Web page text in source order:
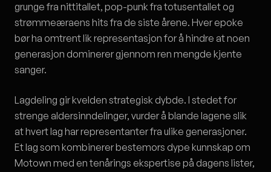
grunge fra nittitallet, pop-punk fra totusentallet og
strømmeæraens hits fra de siste årene. Hver epoke
bør ha omtrent lik representasjon for å hindre at noen
generasjon dominerer gjennom ren mengde kjente
sanger.
Lagdeling gir kvelden strategisk dybde. I stedet for
strenge aldersinndelinger, vurder å blande lagene slik
at hvert lag har representanter fra ulike generasjoner.
Et lag som kombinerer bestemors dype kunnskap om
Motown med en tenårings ekspertise på dagens lister,